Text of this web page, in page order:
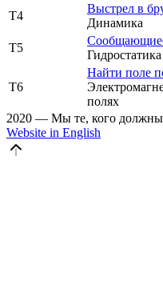
T4
Выстрел в
Динамика
T5
Гидростатика
T6
Найти поле
полях
2020 — Мы те, кого должны
Website in English